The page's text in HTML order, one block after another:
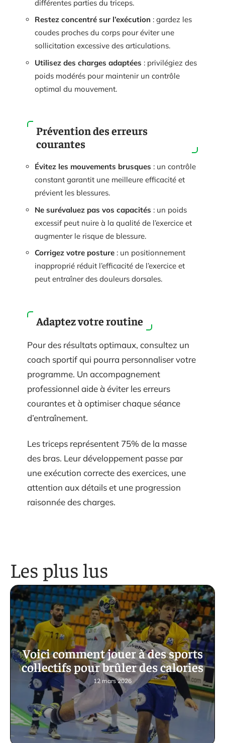
différentes parties du triceps.
Restez concentré sur l’exécution : gardez les
coudes proches du corps pour éviter une
sollicitation excessive des articulations.
Utilisez des charges adaptées : privilégiez des
poids modérés pour maintenir un contrôle
optimal du mouvement.
Prévention des erreurs
courantes
Évitez les mouvements brusques : un contrôle
constant garantit une meilleure efficacité et
prévient les blessures.
Ne surévaluez pas vos capacités : un poids
excessif peut nuire à la qualité de l’exercice et
augmenter le risque de blessure.
Corrigez votre posture : un positionnement
inapproprié réduit l’efficacité de l’exercice et
peut entraîner des douleurs dorsales.
Adaptez votre routine
Pour des résultats optimaux, consultez un
coach sportif qui pourra personnaliser votre
programme. Un accompagnement
professionnel aide à éviter les erreurs
courantes et à optimiser chaque séance
d’entraînement.
Les triceps représentent 75% de la masse
des bras. Leur développement passe par
une exécution correcte des exercices, une
attention aux détails et une progression
raisonnée des charges.
Les plus lus
Voici comment jouer à des sports
collectifs pour brûler des calories
12 mars 2026